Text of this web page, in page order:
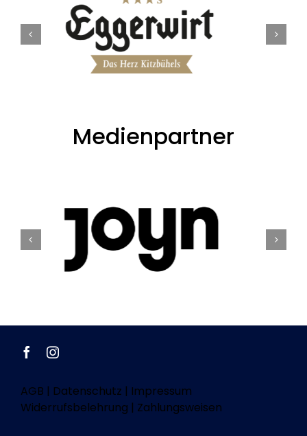
Medienpartner
AGB | Datenschutz | Impressum
Widerrufsbelehrung | Zahlungsweisen